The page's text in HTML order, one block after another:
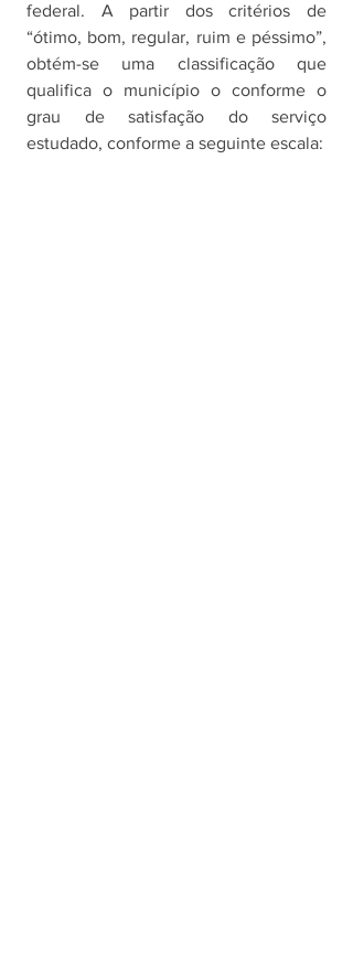
federal. A partir dos critérios de
“ótimo, bom, regular, ruim e péssimo”,
obtém-se uma classificação que
qualifica o município o conforme o
grau de satisfação do serviço
estudado, conforme a seguinte escala: